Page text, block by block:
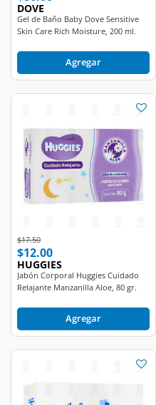
DOVE
Gel de Baño Baby Dove Sensitive
Skin Care Rich Moisture, 200 ml.
Agregar
Price reduced from
$17.50to
$12.00
HUGGIES
Jabón Corporal Huggies Cuidado
Relajante Manzanilla Aloe, 80 gr.
Agregar